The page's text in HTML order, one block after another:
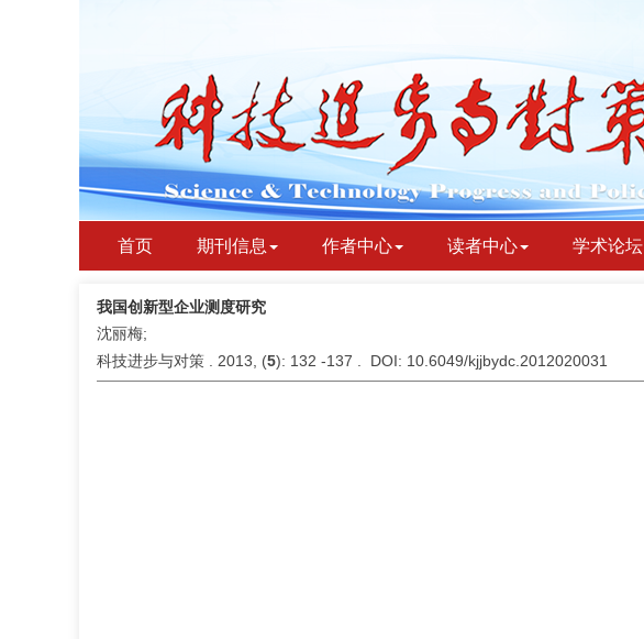
首页 期刊信息 作者中心 读者中心 学术论坛
我国创新型企业测度研究
沈丽梅;
科技进步与对策 . 2013, (5): 132 -137 . DOI: 10.6049/kjjbydc.2012020031